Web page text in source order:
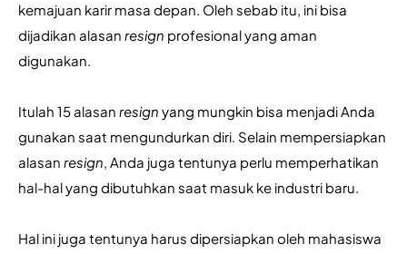
kemajuan karir masa depan. Oleh sebab itu, ini bisa
dijadikan alasan resign profesional yang aman
digunakan.
Itulah 15 alasan resign yang mungkin bisa menjadi Anda
gunakan saat mengundurkan diri. Selain mempersiapkan
alasan resign, Anda juga tentunya perlu memperhatikan
hal-hal yang dibutuhkan saat masuk ke industri baru.
Hal ini juga tentunya harus dipersiapkan oleh mahasiswa